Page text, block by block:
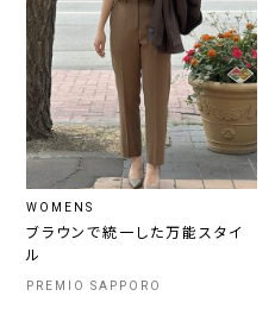
WOMENS
ブラウンで統一した万能スタイ
ル
PREMIO SAPPORO